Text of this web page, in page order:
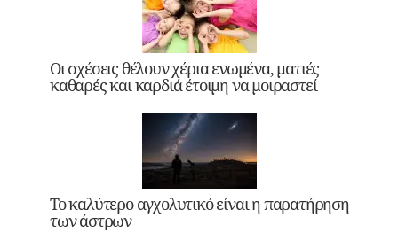
Οι σχέσεις θέλουν χέρια ενωμένα, ματιές
καθαρές και καρδιά έτοιμη να μοιραστεί
Το καλύτερο αγχολυτικό είναι η παρατήρηση
των άστρων